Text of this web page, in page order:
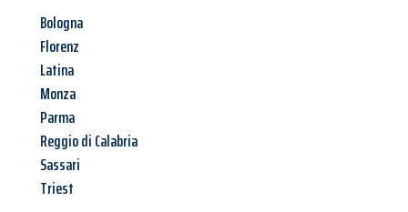
Bologna
Florenz
Latina
Monza
Parma
Reggio di Calabria
Sassari
Triest